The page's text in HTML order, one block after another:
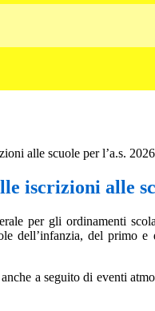
alle scuole per l’a.s.
iscrizioni alle
per gli ordinamenti
dell’infanzia, del primo
a seguito di eventi